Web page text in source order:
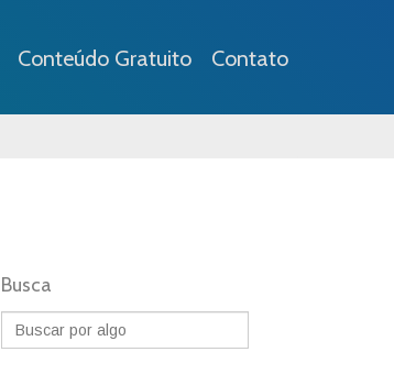
Conteúdo Gratuito Contato
Busca